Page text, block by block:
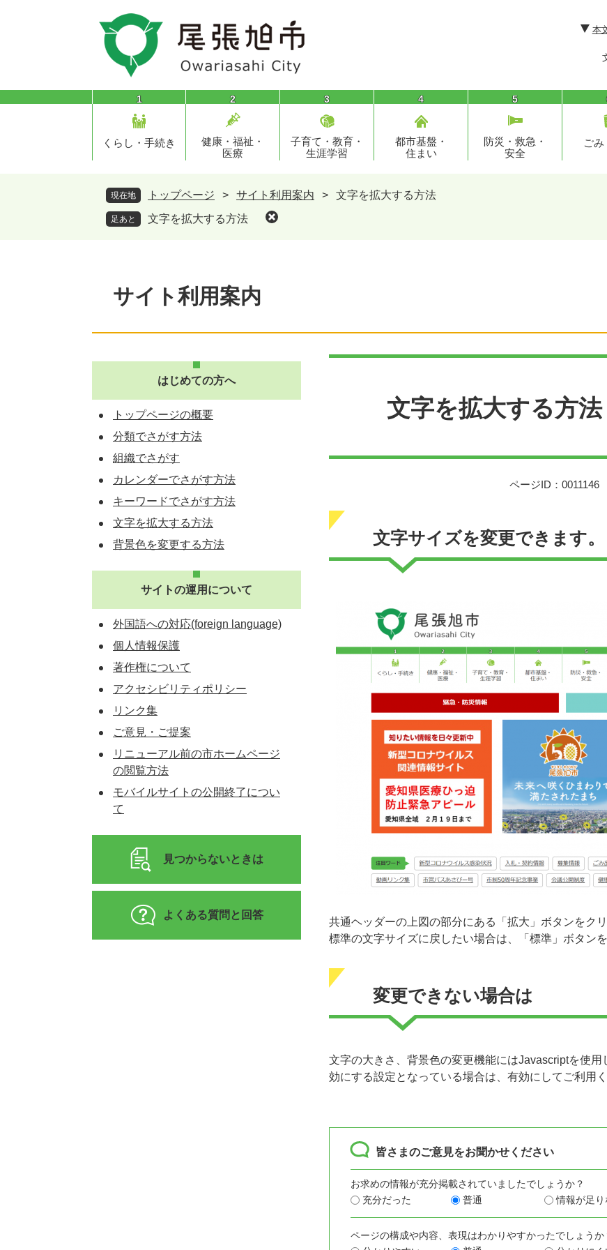
頭
飛
本
1
くらし・手続き
2
健康・福祉・
医療
3
子育て・教育・
生涯学習
4
都市基盤・
住まい
5
防災・救急・
安全
ごみ
現在地 トップページ > サイト利用案内 > 文字を拡大する方法
足あと 文字を拡大する方法
サイト利用案内
文字を拡大する方法
ページID：0011146
文字サイズを変更できます。
共通ヘッダーの上図の部分にある「拡大」ボタンをク
標準の文字サイズに戻したい場合は、「標準」ボタン
変更できない場合は
文字の大きさ、背景色の変更機能にはJavascriptを使
効にする設定となっている場合は、有効にしてご利用く
皆さまのご意見をお聞かせください
お求めの情報が充分掲載されていましたでしょうか？
充分だった
普通 情報が足り
ページの構成や内容、表現はわかりやすかったでしょうか
はじめての方へ
トップページの概要
分類でさがす方法
組織でさがす
カレンダーでさがす方法
キーワードでさがす方法
文字を拡大する方法
背景色を変更する方法
サイトの運用について
外国語への対応(foreign language)
個人情報保護
著作権について
アクセシビリティポリシー
リンク集
ご意見・ご提案
リニューアル前の市ホームページ
の閲覧方法
モバイルサイトの公開終了につい
て
見つからないときは
よくある質問と回答